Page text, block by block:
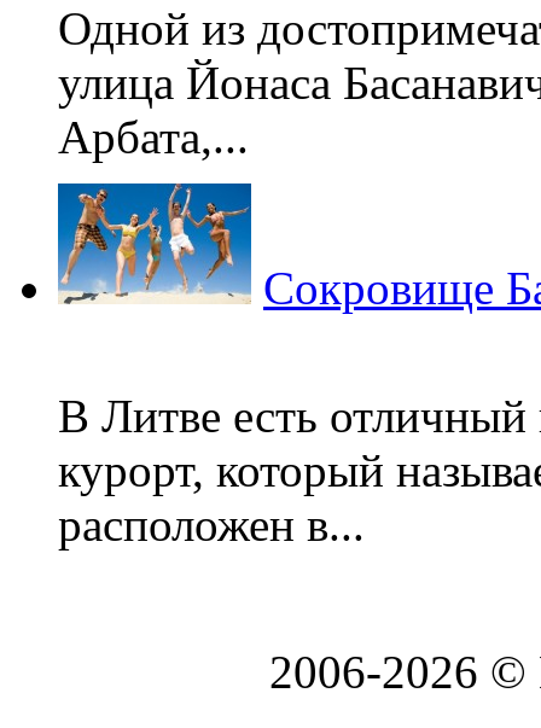
Одной из
улица Йонаса
Арбата,...
Сокровище
В Литве есть отличный
курорт, который
расположен в...
2006-2026 ©